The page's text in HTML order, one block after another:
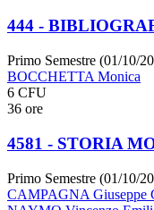
444 -
Primo Semestre (01/10/
BOCCHETTA Monica
6 CFU
36 ore
4581 - STORIA
Primo Semestre (01/10/
CAMPAGNA Giuseppe